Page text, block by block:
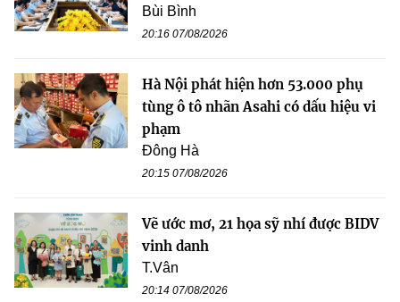
Bùi Bình
20:16 07/08/2026
Hà Nội phát hiện hơn 53.000 phụ
tùng ô tô nhãn Asahi có dấu hiệu vi
phạm
Đông Hà
20:15 07/08/2026
Vẽ ước mơ, 21 họa sỹ nhí được BIDV
vinh danh
T.Vân
20:14 07/08/2026